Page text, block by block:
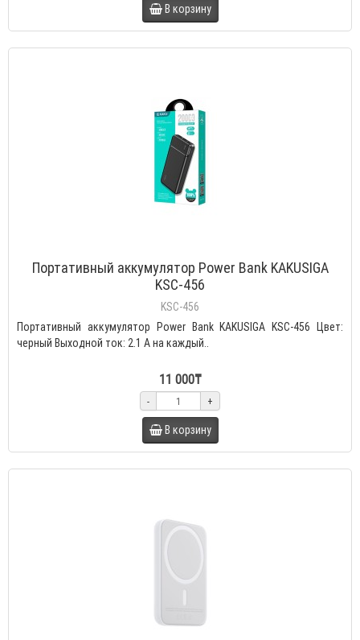
В корзину
Портативный аккумулятор Power Bank KAKUSIGA
KSC-456
KSC-456
Портативный аккумулятор Power Bank KAKUSIGA KSC-456 Цвет:
черный Выходной ток: 2.1 А на каждый..
11 000₸
- +
В корзину